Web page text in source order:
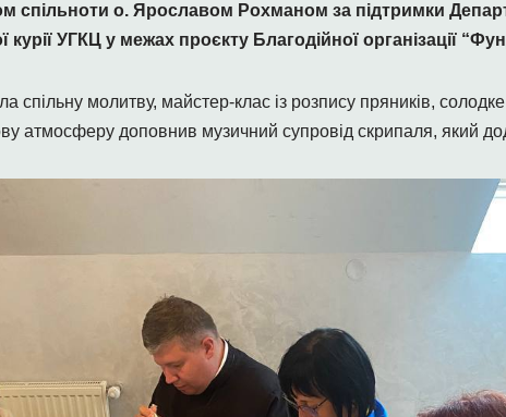
спільноти о. Ярославом Рохманом за підтримки
курії УГКЦ у межах проєкту Благодійної організації
спільну молитву, майстер-клас із розпису пряників,
атмосферу доповнив музичний супровід скрипаля, який